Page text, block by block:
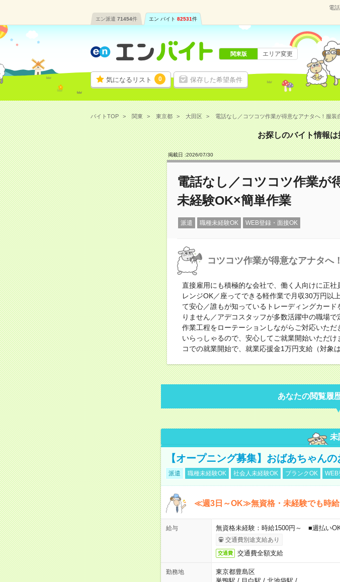
電
エン派遣 71454件 エン バイト 82531件
気になるリスト 0 保存した希望条件
関東版 エリア変更
バイトTOP 関東 東京都 大田区 電話なし／コツコツ作業が得意なアナタへ！服装
お探しのバイト情報
掲載日 :2026/07/30
電話なし／コツコツ作業が
未経験OK×簡単作業
派遣 職種未経験OK WEB登録・面接OK
コツコツ作業が得意なアナタへ
直接雇用にも積極的な会社で、働く人向けに正
レンジOK／座ってできる軽作業で月収30万円以
て安心／誰もが知っているトレーディングカー
りません／アデコスタッフが多数活躍中の職場
作業工程をローテーションしながらご対応いた
いらっしゃるので、安心してご就業開始いただ
コでの就業開始で、就業応援金1万円支給（対象
あなたの閲覧履
未
【オープニング募集】おばあちゃん
派遣 職種未経験OK 社会人未経験OK ブランクOK WEB
≪週3日～OK≫無資格・未経験でも時給
給与 無資格未経験：時給1500円～ ■週払い
交通費別途支給あり
交通費 交通費全額支給
勤務地
東京都豊島区